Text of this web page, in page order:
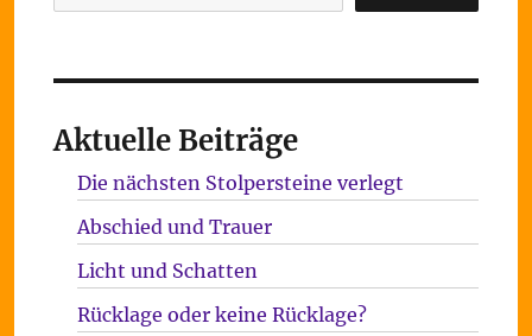
Aktuelle Beiträge
Die nächsten Stolpersteine verlegt
Abschied und Trauer
Licht und Schatten
Rücklage oder keine Rücklage?